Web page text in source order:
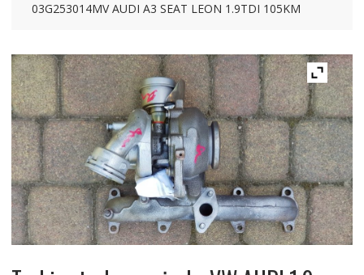
03G253014MV AUDI A3 SEAT LEON 1.9TDI 105KM